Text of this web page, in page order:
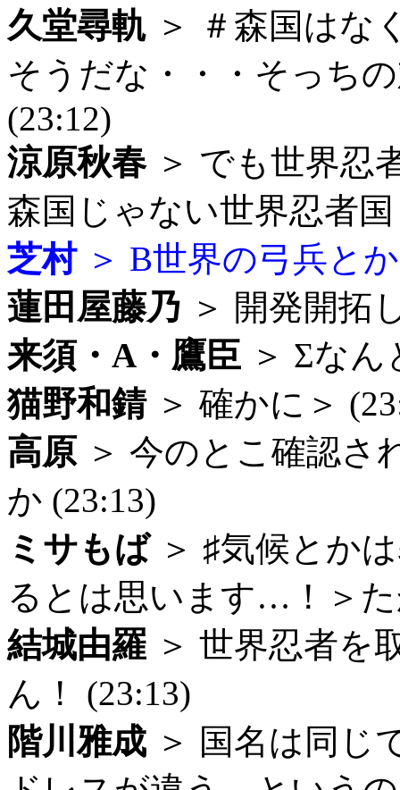
久堂尋軌 ＞ ＃森国はな
そうだな・・・そっち
(23:12)
涼原秋春＞ でも世界忍
森国じゃない世界忍者
芝村＞ B世界の弓兵と
蓮田屋藤乃 ＞ 開発開拓
来須・A・鷹臣 ＞ Σなん
猫野和錆＞ 確かに＞
高原 ＞ 今のとこ確認さ
か (23:13)
ミサもば＞ ♯気候とか
るとは思います…！＞
結城由羅 ＞ 世界忍者を
ん！ (23:13)
階川雅成 ＞ 国名は同じ